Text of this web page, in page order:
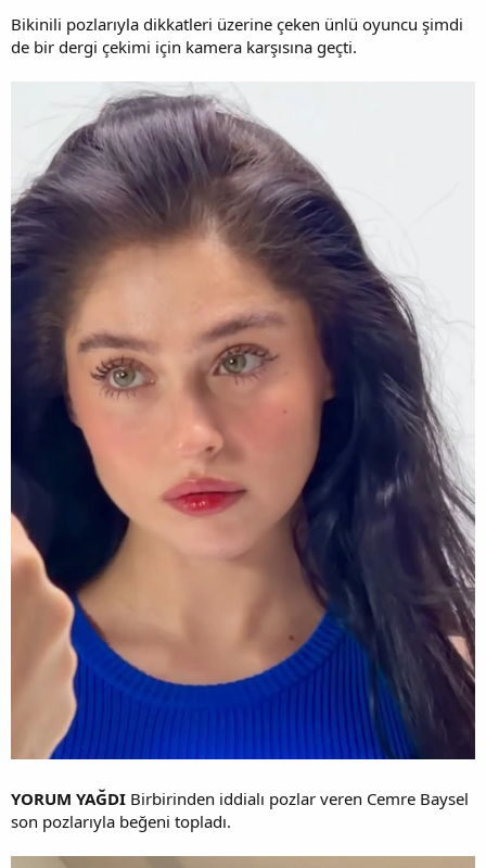
Bikinili pozlarıyla dikkatleri üzerine çeken ünlü oyuncu şimdi
de bir dergi çekimi için kamera karşısına geçti.
YORUM YAĞDI Birbirinden iddialı pozlar veren Cemre Baysel
son pozlarıyla beğeni topladı.